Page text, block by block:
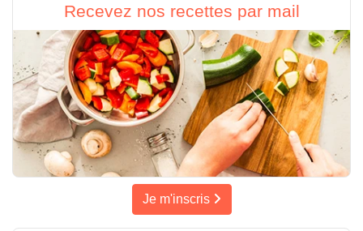
Recevez nos recettes par mail
Je m'inscris